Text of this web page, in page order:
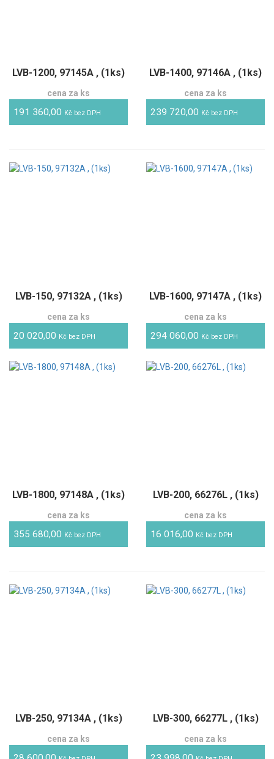
LVB-1200, 97145A , (1ks)
cena za ks
191 360,00 Kč bez DPH
LVB-1400, 97146A , (1ks)
cena za ks
239 720,00 Kč bez DPH
LVB-150, 97132A , (1ks)
cena za ks
20 020,00 Kč bez DPH
LVB-1600, 97147A , (1ks)
cena za ks
294 060,00 Kč bez DPH
LVB-1800, 97148A , (1ks)
cena za ks
355 680,00 Kč bez DPH
LVB-200, 66276L , (1ks)
cena za ks
16 016,00 Kč bez DPH
LVB-250, 97134A , (1ks)
cena za ks
LVB-300, 66277L , (1ks)
cena za ks